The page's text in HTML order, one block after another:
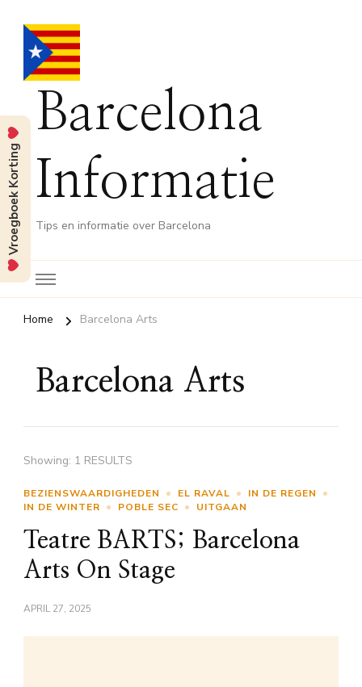
Barcelona
Informatie
Tips en informatie over Barcelona
Home Barcelona Arts
Barcelona Arts
Showing: 1 RESULTS
BEZIENSWAARDIGHEDEN EL RAVAL
IN DE REGEN
IN DE WINTER
POBLE SEC UITGAAN
Teatre BARTS; Barcelona
Arts On Stage
APRIL 27, 2025
Vroegboek Korting